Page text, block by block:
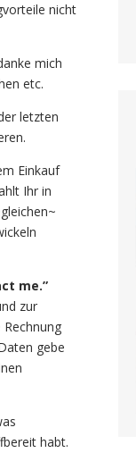
nicht
mich
etc.
letzten
Einkauf
Ihr in
me.”
zur
gebe
habt.